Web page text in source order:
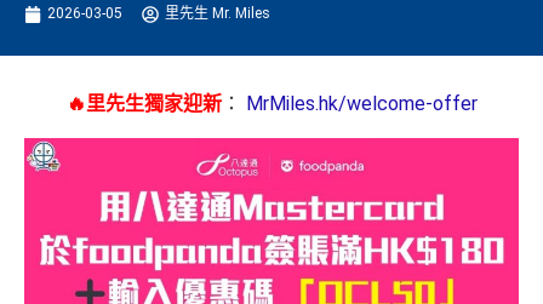
2026-03-05 里先生 Mr. Miles
🔥里先生獨家迎新： MrMiles.hk/welcome-offer